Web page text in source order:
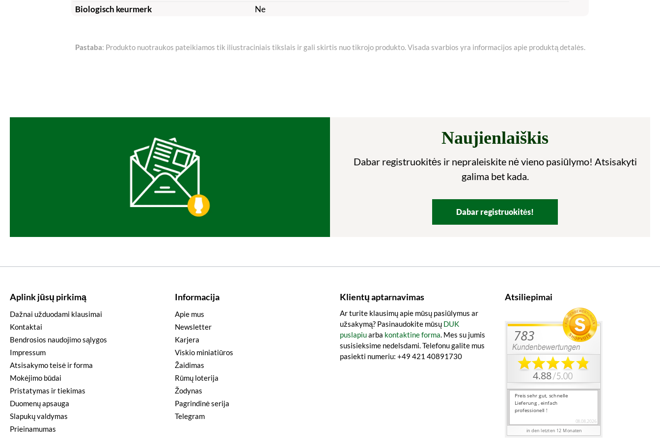
Biologisch keurmerk
Ne
Pastaba: Produkto nuotraukos pateikiamos tik iliustraciniais tikslais ir gali skirtis nuo tikrojo produkto. Visada svarbios yra informacijos apie produktą detalės.
Naujienlaiškis
Dabar registruokitės ir nepraleiskite nė vieno pasiūlymo! Atsisakyti
galima bet kada.
Dabar registruokitės!
Aplink jūsų pirkimą
Dažnai užduodami klausimai
Kontaktai
Bendrosios naudojimo sąlygos
Impressum
Atsisakymo teisė ir forma
Mokėjimo būdai
Pristatymas ir tiekimas
Duomenų apsauga
Slapukų valdymas
Prieinamumas
Informacija
Apie mus
Newsletter
Karjera
Viskio miniatiūros
Žaidimas
Rūmų loterija
Žodynas
Pagrindinė serija
Telegram
Klientų aptarnavimas
Ar turite klausimų apie mūsų pasiūlymus ar
užsakymą? Pasinaudokite mūsų DUK
puslapiuarba kontaktine forma. Mes su jumis
susisieksime nedelsdami. Telefonu galite mus
pasiekti numeriu: +49 421 40891730
Atsiliepimai